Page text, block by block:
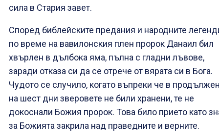
сила в Стария завет.
Според библейските предания и народните
по време на вавилонския плен пророк Данаил бил
хвърлен в дълбока яма, пълна с гладни лъвове,
заради отказа си да се отрече от вярата си в Бога.
Чудото се случило, когато въпреки че в
на шест дни зверовете не били хранени, те не
докоснали Божия пророк. Това било прието като
за Божията закрила над праведните и верните.